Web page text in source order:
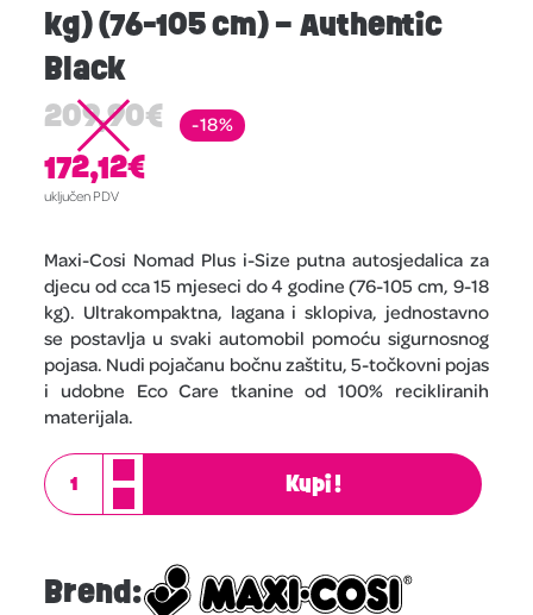
kg) (76-105 cm) – Authentic
Black
209,90€
172,12€
uključen PDV
-18%
Maxi-Cosi Nomad Plus i-Size putna autosjedalica za
djecu od cca 15 mjeseci do 4 godine (76-105 cm, 9-18
kg). Ultrakompaktna, lagana i sklopiva, jednostavno
se postavlja u svaki automobil pomoću sigurnosnog
pojasa. Nudi pojačanu bočnu zaštitu, 5-točkovni pojas
i udobne Eco Care tkanine od 100% recikliranih
materijala.
Kupi!
Brend: